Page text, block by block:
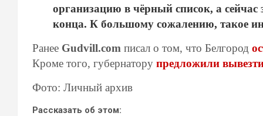
организацию в чёрный список, а
конца. К большому сожалению, такое
Ранее Gudvill.com писал о том, что Белгород
Кроме того, губернатору предложили
Фото: Личный архив
Рассказать об этом: